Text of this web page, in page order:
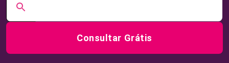
Consultar Grátis